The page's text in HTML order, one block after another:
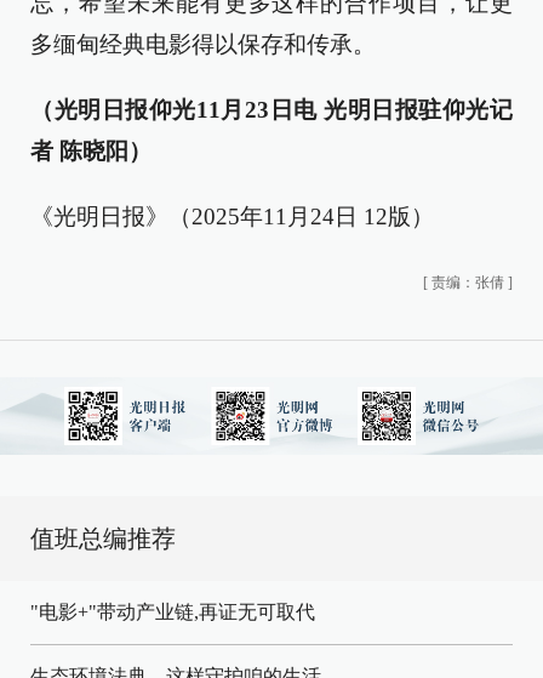
多缅甸经典电影得以保存和传承。
（光明日报仰光11月23日电 光明日报驻仰光记
者 陈晓阳）
《光明日报》（2025年11月24日 12版）
[ 责编：张倩 ]
值班总编推荐
"电影+"带动产业链,再证无可取代